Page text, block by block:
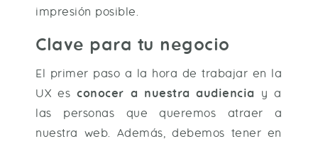
impresión posible.
Clave para tu negocio
El primer paso a la hora de trabajar en la
UX esconocer a nuestra audiencia y a
las personas que queremos atraer a
nuestra web. Además, debemos tener en